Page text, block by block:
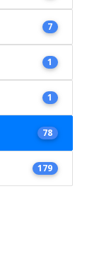
7
1
1
78
179